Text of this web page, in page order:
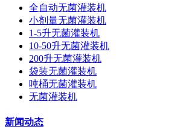
全自动无菌灌装机
小剂量无菌灌装机
1-5升无菌灌装机
10-50升无菌灌装机
200升无菌灌装机
袋装无菌灌装机
吨桶无菌灌装机
无菌灌装机
新闻动态